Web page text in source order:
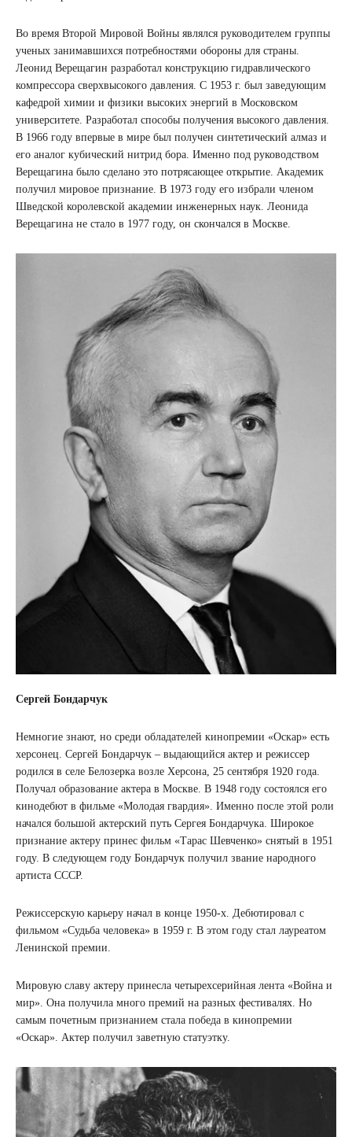
Во время Второй Мировой Войны являлся руководителем группы
ученых занимавшихся потребностями обороны для страны.
Леонид Верещагин разработал конструкцию гидравлического
компрессора сверхвысокого давления. С 1953 г. был заведующим
кафедрой химии и физики высоких энергий в Московском
университете. Разработал способы получения высокого давления.
В 1966 году впервые в мире был получен синтетический алмаз и
его аналог кубический нитрид бора. Именно под руководством
Верещагина было сделано это потрясающее открытие. Академик
получил мировое признание. В 1973 году его избрали членом
Шведской королевской академии инженерных наук. Леонида
Верещагина не стало в 1977 году, он скончался в Москве.
Сергей Бондарчук
Немногие знают, но среди обладателей кинопремии «Оскар» есть
херсонец. Сергей Бондарчук – выдающийся актер и режиссер
родился в селе Белозерка возле Херсона, 25 сентября 1920 года.
Получал образование актера в Москве. В 1948 году состоялся его
кинодебют в фильме «Молодая гвардия». Именно после этой роли
начался большой актерский путь Сергея Бондарчука. Широкое
признание актеру принес фильм «Тарас Шевченко» снятый в 1951
году. В следующем году Бондарчук получил звание народного
артиста СССР.
Режиссерскую карьеру начал в конце 1950-х. Дебютировал с
фильмом «Судьба человека» в 1959 г. В этом году стал лауреатом
Ленинской премии.
Мировую славу актеру принесла четырехсерийная лента «Война и
мир». Она получила много премий на разных фестивалях. Но
самым почетным признанием стала победа в кинопремии
«Оскар». Актер получил заветную статуэтку.